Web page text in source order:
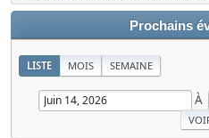
Prochains
LISTE MOIS SEMAINE
À